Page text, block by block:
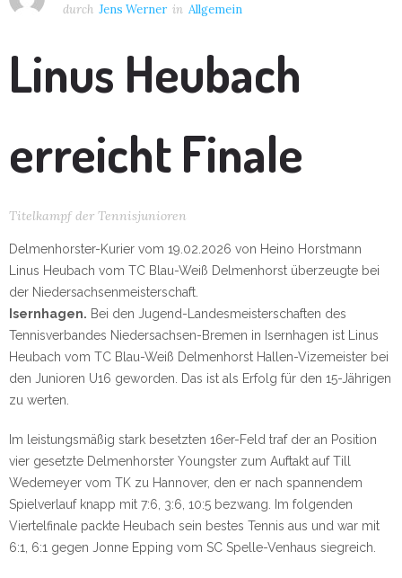
durch Jens Werner in Allgemein
Linus Heubach
erreicht Finale
Titelkampf der Tennisjunioren
Delmenhorster-Kurier vom 19.02.2026 von Heino Horstmann
Linus Heubach vom TC Blau-Weiß Delmenhorst überzeugte bei
der Niedersachsenmeisterschaft.
Isernhagen. Bei den Jugend-Landesmeisterschaften des
Tennisverbandes Niedersachsen-Bremen in Isernhagen ist Linus
Heubach vom TC Blau-Weiß Delmenhorst Hallen-Vizemeister bei
den Junioren U16 geworden. Das ist als Erfolg für den 15-Jährigen
zu werten.
Im leistungsmäßig stark besetzten 16er-Feld traf der an Position
vier gesetzte Delmenhorster Youngster zum Auftakt auf Till
Wedemeyer vom TK zu Hannover, den er nach spannendem
Spielverlauf knapp mit 7:6, 3:6, 10:5 bezwang. Im folgenden
Viertelfinale packte Heubach sein bestes Tennis aus und war mit
6:1, 6:1 gegen Jonne Epping vom SC Spelle-Venhaus siegreich.